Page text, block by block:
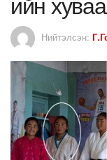
Нийтэлсэн: